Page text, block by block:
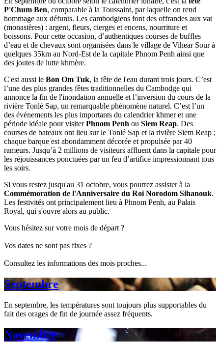
P'Chum Ben, comparable à la Toussaint, par laquelle on rend
hommage aux défunts. Les cambodgiens font des offrandes aux vat
(monastères) : argent, fleurs, cierges et encens, nourriture et
boissons. Pour cette occasion, d’authentiques courses de buffles
d’eau et de chevaux sont organisées dans le village de Vihear Sour à
quelques 35km au Nord-Est de la capitale Phnom Penh ainsi que
des joutes de lutte khmère.
C'est aussi le Bon Om Tuk, la fête de l'eau durant trois jours. C’est
l’une des plus grandes fêtes traditionnelles du Cambodge qui
annonce la fin de l'inondation annuelle et l’inversion du cours de la
rivière Tonlé Sap, un remarquable phénomène naturel. C’est l’un
des événements les plus importants du calendrier khmer et une
période idéale pour visiterPhnom Penh ou Siem Reap. Des
courses de bateaux ont lieu sur le Tonlé Sap et la rivière Siem Reap ;
chaque barque est abondamment décorée et propulsée par 40
rameurs. Jusqu’à 2 millions de visiteurs affluent dans la capitale pour
les réjouissances ponctuées par un feu d’artifice impressionnant tous
les soirs.
Si vous restez jusqu'au 31 octobre, vous pourrez assister à la
Commémoration de l'Anniversaire du Roi Norodom Sihanouk.
Les festivités ont principalement lieu à Phnom Penh, au Palais
Royal, qui s'ouvre alors au public.
Vous hésitez sur votre mois de départ ?
Vos dates ne sont pas fixes ?
Consultez les informations des mois proches...
Septembre
En septembre, les températures sont toujours plus supportables du
fait des orages de fin de journée assez fréquents.
Novembre